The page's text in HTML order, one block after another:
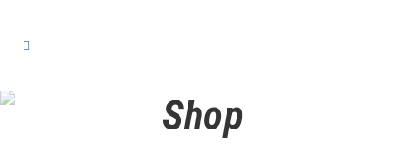
Shop